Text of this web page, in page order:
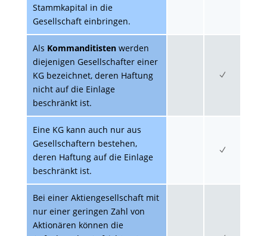
Stammkapital in die
Gesellschaft einbringen.
Als Kommanditistenwerden
diejenigen Gesellschafter einer
KG bezeichnet, deren Haftung
nicht auf die Einlage
beschränkt ist.
Eine KG kann auch nur aus
Gesellschaftern bestehen,
deren Haftung auf die Einlage
beschränkt ist.
Bei einer Aktiengesellschaft mit
nur einer geringen Zahl von
Aktionären können die